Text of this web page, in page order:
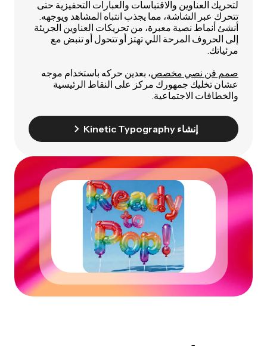
لتحريك العناوين والاقتباسات والعبارات التحفيزية حتى
تتحرك عبر الشاشة، مما يجذب انتباه المشاهد ويوجهه.
أنشئ أنماط نصية معبرة، من تحريكات العناوين الجريئة
إلى الحروف المرحة اللي تهتز أو تتحول أو تنبض مع
مرئياتك.
صمم فن نصي مخصص، بعدين حركه باستخدام موجه
عشان تخليك جمهورك مركز على النقاط الرئيسية
والخطافات الاجتماعية.
إنشاء Kinetic Typography